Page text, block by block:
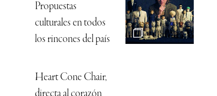
Propuestas
culturales en todos
los rincones del país
Heart Cone Chair,